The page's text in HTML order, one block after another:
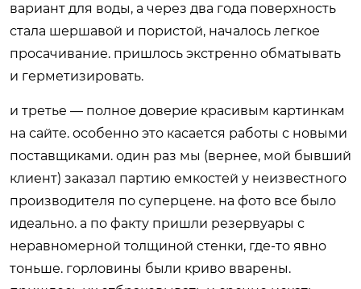
вариант для воды, а через два года поверхность
стала шершавой и пористой, началось легкое
просачивание. пришлось экстренно обматывать
и герметизировать.
и третье — полное доверие красивым картинкам
на сайте. особенно это касается работы с новыми
поставщиками. один раз мы (вернее, мой бывший
клиент) заказал партию емкостей у неизвестного
производителя по суперцене. на фото все было
идеально. а по факту пришли резервуары с
неравномерной толщиной стенки, где-то явно
тоньше. горловины были криво вварены.